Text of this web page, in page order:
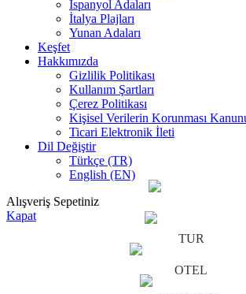
İspanyol Adaları
İtalya Plajları
Yunan Adaları
Keşfet
Hakkımızda
Gizlilik Politikası
Kullanım Şartları
Çerez Politikası
Kişisel Verilerin Korunması
Ticari Elektronik İleti
Dil Değiştir
Türkçe (TR)
English (EN)
Alışveriş Sepetiniz
Kapat
TUR
OTEL